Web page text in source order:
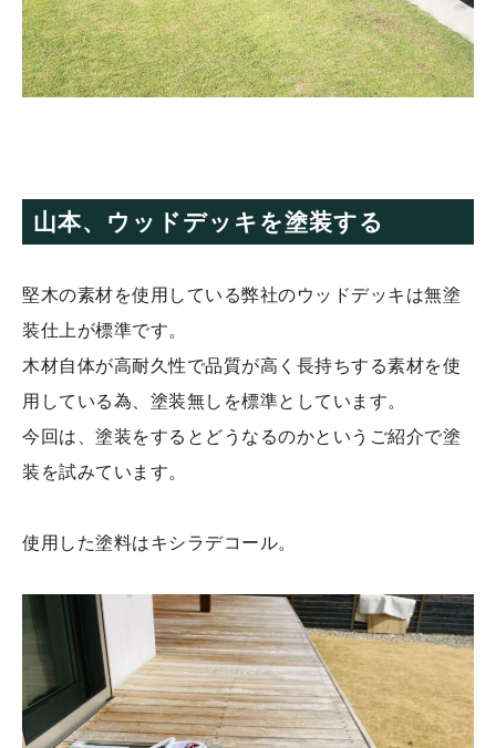
山本、ウッドデッキを塗装する
堅木の素材を使用している弊社のウッドデッキは無塗
装仕上が標準です。
木材自体が高耐久性で品質が高く長持ちする素材を使
用している為、塗装無しを標準としています。
今回は、塗装をするとどうなるのかというご紹介で塗
装を試みています。
使用した塗料はキシラデコール。